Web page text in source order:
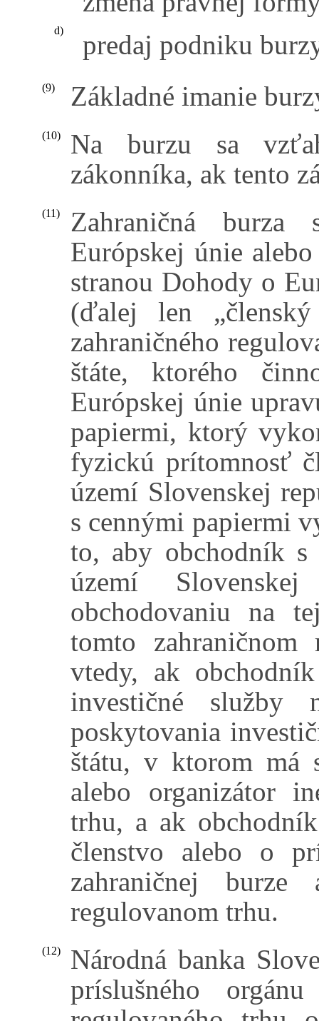
d) predaj podniku
(9) Základné imanie
(10)
Na burzu sa
zákonníka, ak tento
(11)
Zahraničná
Európskej únie
stranou Dohody o
(ďalej len
zahraničného
štáte, ktorého
Európskej únie
papiermi, ktorý
fyzickú prítomnosť
území Slovenskej
s cennými papiermi
to, aby obchodník s
území
obchodovaniu na
tomto
vtedy, ak
investičné služby
poskytovania
štátu, v ktorom má
alebo organizátor
trhu, a ak
členstvo alebo o
zahraničnej burze
regulovanom trhu.
(12)
Národná banka
príslušného